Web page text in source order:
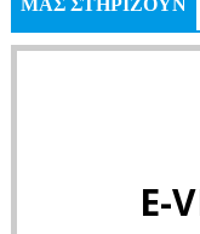
ΜΑΣ ΣΤΗΡΙΖΟΥΝ
E-